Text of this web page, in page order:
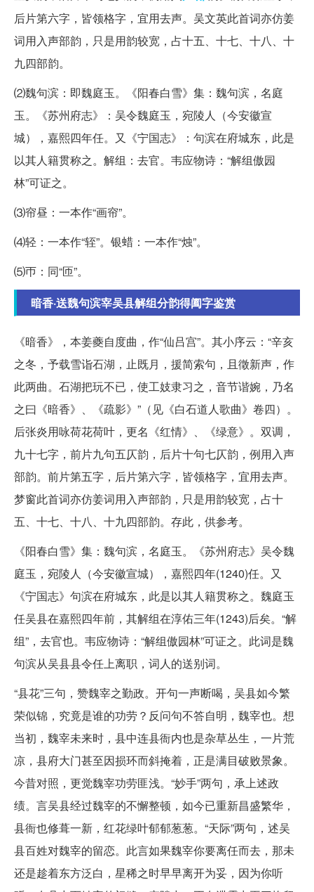
后片第六字，皆领格字，宜用去声。吴文英此首词亦仿姜
词用入声部韵，只是用韵较宽，占十五、十七、十八、十
九四部韵。
⑵魏句滨：即魏庭玉。《阳春白雪》集：魏句滨，名庭
玉。《苏州府志》：吴令魏庭玉，宛陵人（今安徽宣
城），嘉熙四年任。又《宁国志》：句滨在府城东，此是
以其人籍贯称之。解组：去官。韦应物诗：“解组傲园
林”可证之。
⑶帘昼：一本作“画帘”。
⑷轻：一本作“轾”。银蜡：一本作“烛”。
⑸帀：同“匝”。
暗香·送魏句滨宰吴县解组分韵得阖字鉴赏
《暗香》，本姜夔自度曲，作“仙吕宫”。其小序云：“辛亥
之冬，予载雪诣石湖，止既月，援简索句，且徵新声，作
此两曲。石湖把玩不已，使工妓隶习之，音节谐婉，乃名
之曰《暗香》、《疏影》”（见《白石道人歌曲》卷四）。
后张炎用咏荷花荷叶，更名《红情》、《绿意》。双调，
九十七字，前片九句五仄韵，后片十句七仄韵，例用入声
部韵。前片第五字，后片第六字，皆领格字，宜用去声。
梦窗此首词亦仿姜词用入声部韵，只是用韵较宽，占十
五、十七、十八、十九四部韵。存此，供参考。
《阳春白雪》集：魏句滨，名庭玉。《苏州府志》吴令魏
庭玉，宛陵人（今安徽宣城），嘉熙四年(1240)任。又
《宁国志》句滨在府城东，此是以其人籍贯称之。魏庭玉
任吴县在嘉熙四年前，其解组在淳佑三年(1243)后矣。“解
组”，去官也。韦应物诗：“解组傲园林”可证之。此词是魏
句滨从吴县县令任上离职，词人的送别词。
“县花”三句，赞魏宰之勤政。开句一声断喝，吴县如今繁
荣似锦，究竟是谁的功劳？反问句不答自明，魏宰也。想
当初，魏宰未来时，县中连县衙内也是杂草丛生，一片荒
凉，县府大门甚至因损环而斜掩着，正是满目破败景象。
今昔对照，更觉魏宰功劳匪浅。“妙手”两句，承上述政
绩。言吴县经过魏宰的不懈整顿，如今已重新昌盛繁华，
县衙也修葺一新，红花绿叶郁郁葱葱。“天际”两句，述吴
县百姓对魏宰的留恋。此言如果魏宰你要离任而去，那未
还是趁着东方泛白，星稀之时早早离开为妥，因为你听